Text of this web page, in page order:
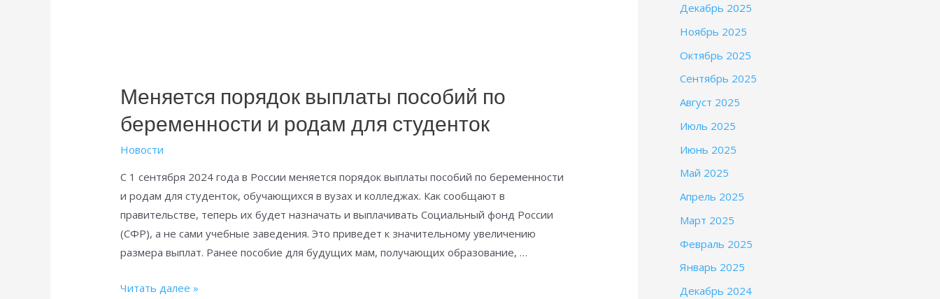
работника
Меняется порядок выплаты пособий по
беременности и родам для студенток
Новости
С 1 сентября 2024 года в России меняется порядок выплаты пособий по беременности
и родам для студенток, обучающихся в вузах и колледжах. Как сообщают в
правительстве, теперь их будет назначать и выплачивать Социальный фонд России
(СФР), а не сами учебные заведения. Это приведет к значительному увеличению
размера выплат. Ранее пособие для будущих мам, получающих образование, …
Меняется
Читать далее »
Декабрь 2025
Ноябрь 2025
Октябрь 2025
Сентябрь 2025
Август 2025
Июль 2025
Июнь 2025
Май 2025
Апрель 2025
Март 2025
Февраль 2025
Январь 2025
Декабрь 2024